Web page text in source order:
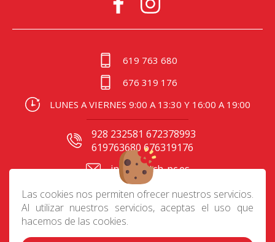
Las cookies nos permiten ofrecer nuestros servicios.
Al utilizar nuestros servicios, aceptas el uso que
hacemos de las cookies.
619 763 680
676 319 176
LUNES A VIERNES 9:00 A 13:30 Y 16:00 A 19:00
928 232581 672378993
619763680 676319176
info@batch-pc.es
C/ Gral. Mas de Gaminde
24 35006, Las Palmas